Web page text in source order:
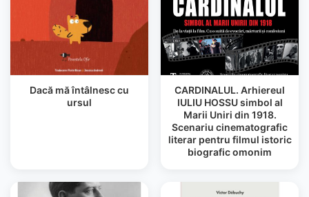
Dacă mă întâlnesc cu
ursul
CARDINALUL. Arhiereul
IULIU HOSSU simbol al
Marii Uniri din 1918.
Scenariu cinematografic
literar pentru filmul istoric
biografic omonim